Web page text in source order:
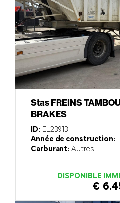
Stas FREINS
BRAKES
ID: EL23913
Année de construction:
Carburant: Autres
DISPONIBLE
€